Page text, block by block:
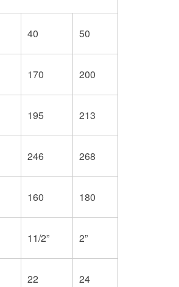
40 50
170 200
195 213
246 268
160 180
11/2” 2”
22 24